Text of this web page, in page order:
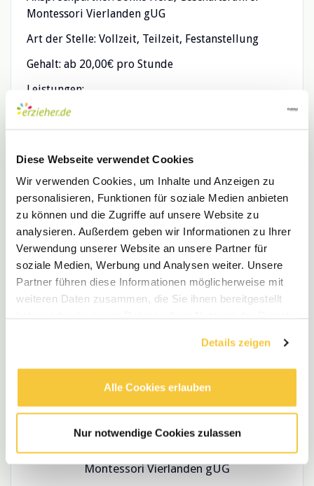
Diese Webseite verwendet Cookies
Wir verwenden Cookies, um Inhalte und Anzeigen zu
personalisieren, Funktionen für soziale Medien anbieten
zu können und die Zugriffe auf unsere Website zu
analysieren. Außerdem geben wir Informationen zu Ihrer
Verwendung unserer Website an unsere Partner für
soziale Medien, Werbung und Analysen weiter. Unsere
Partner führen diese Informationen möglicherweise mit
weiteren Daten zusammen, die Sie ihnen bereitgestellt
Details zeigen
Alle Cookies erlauben
Nur notwendige Cookies zulassen
Montessori Vierlanden gUG
Art der Stelle: Vollzeit, Teilzeit, Festanstellung
Gehalt: ab 20,00€ pro Stunde
Leistungen:
Betriebliche Weiterbildung
Ausbildung:
Lehre/Ausbildung (Erforderlich)
Berufserfahrung:
Kinderbetreuung: 3 Jahre (Erforderlich)
Pädagogischen Bereich: 3 Jahre (Erforderlich)
Sprache:
Deutsch C1 (Erforderlich)
Berufsausbildung (Wünschenswert)
Montessori Vierlanden gUG